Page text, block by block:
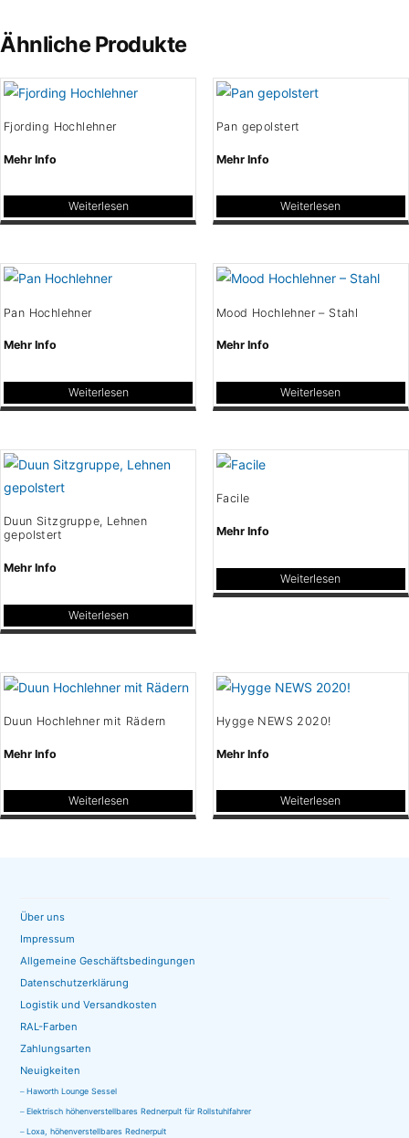
gewählt
werden
Varianten
Die
Optionen
können
Produktseite
gewählt
auf.
Optionen
können
Produktseite
werden
Ähnliche Produkte
Fjording Hochlehner
Mehr Info
Weiterlesen
Pan gepolstert
Mehr Info
Weiterlesen
Pan Hochlehner
Mehr Info
Weiterlesen
Mood Hochlehner – Stahl
Mehr Info
Weiterlesen
Duun Sitzgruppe, Lehnen
gepolstert
Mehr Info
Weiterlesen
Facile
Mehr Info
Weiterlesen
Duun Hochlehner mit Rädern
Mehr Info
Weiterlesen
Hygge NEWS 2020!
Mehr Info
Weiterlesen
Über uns
Impressum
Allgemeine Geschäftsbedingungen
Datenschutzerklärung
Logistik und Versandkosten
RAL-Farben
Zahlungsarten
Neuigkeiten
Haworth Lounge Sessel
Elektrisch höhenverstellbares Rednerpult für Rollstuhlfahrer
Loxa, höhenverstellbares Rednerpult